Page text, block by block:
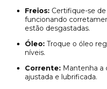
Freios: Certifique-se
funcionando
estão desgastadas.
Óleo: Troque o óleo
níveis.
Corrente: Mantenha
ajustada e lubrificada.